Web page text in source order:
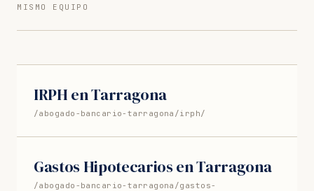
MISMO EQUIPO
IRPH en Tarragona
/abogado-bancario-tarragona/irph/
Gastos Hipotecarios en Tarragona
/abogado-bancario-tarragona/gastos-